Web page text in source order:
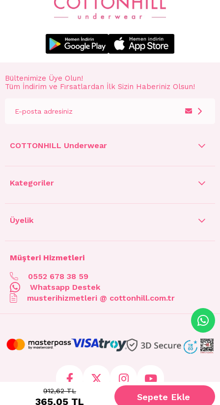
Bültenimize Üye Olun!
Tüm İndirim ve Fırsatlardan İlk Sizin Haberiniz Olsun!
COTTONHILL Underwear
Kategoriler
Üyelik
Müşteri Hizmetleri
0552 678 38 59
Whatsapp Destek
musterihizmetleri @ cottonhill.com.tr
912,62 TL
365,05 TL